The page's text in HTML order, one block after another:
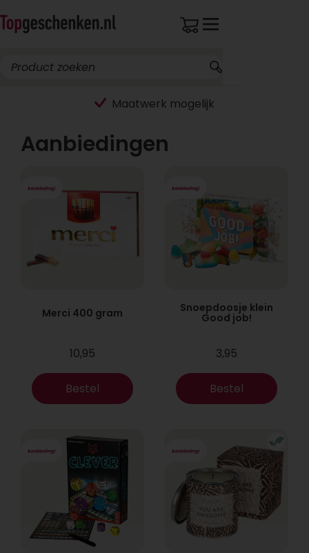
Maatwerk mogelijk
Aanbiedingen
Merci 400 gram
10,95
Bestel
Snoepdoosje klein
Good job!
3,95
Bestel